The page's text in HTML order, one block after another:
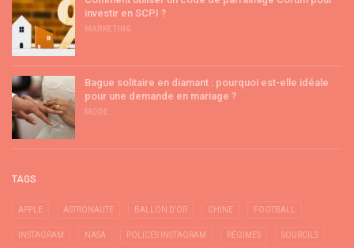
investir en SCPI ?
MARKETING
Bague solitaire en diamant : pourquoi est-elle idéale
pour une demande en mariage ?
MODE
TAGS
APPLE ASTRONAUTE BALLON D'OR CHINE FOOTBALL
INSTAGRAM NASA POLICES INSTAGRAM RÉGIMES SOURCILS